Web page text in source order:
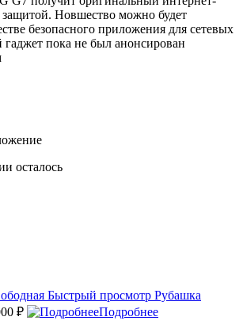
Новшество можно будет
безопасного приложения для сетевых
пока не был анонсирован
осталось
Быстрый просмотр Рубашка
₽ Подробнее